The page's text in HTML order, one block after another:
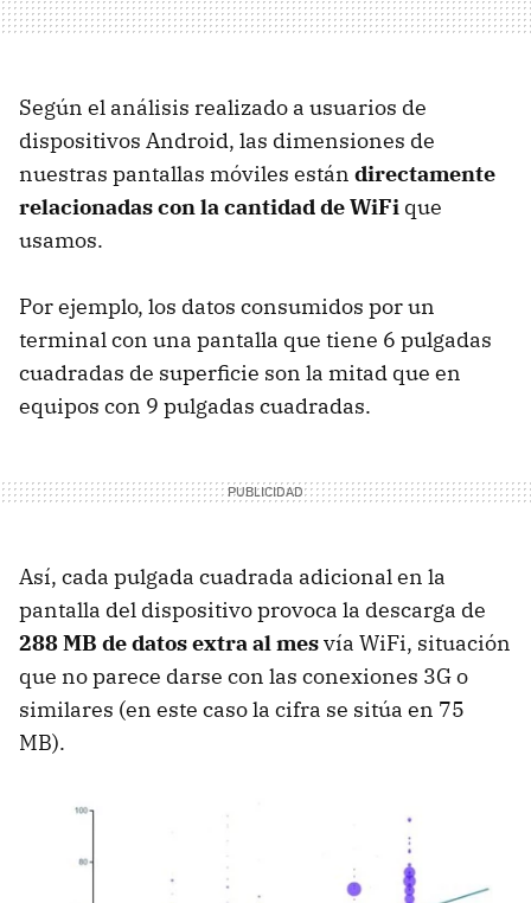
Según el análisis realizado a usuarios de
dispositivos Android, las dimensiones de
nuestras pantallas móviles están directamente
relacionadas con la cantidad de WiFi que
usamos.
Por ejemplo, los datos consumidos por un
terminal con una pantalla que tiene 6 pulgadas
cuadradas de superficie son la mitad que en
equipos con 9 pulgadas cuadradas.
Así, cada pulgada cuadrada adicional en la
pantalla del dispositivo provoca la descarga de
288 MB de datos extra al mesvía WiFi, situación
que no parece darse con las conexiones 3G o
similares (en este caso la cifra se sitúa en 75
MB).